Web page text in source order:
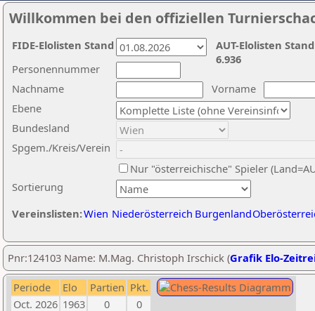
Willkommen bei den offiziellen
Nachname
Vorname
Ebene
Sortierung
Personennummer
Bundesland
Spgem./Kreis/Verein
Nur "österreichische" Spieler
Vereinslisten:Wien Niederösterreich Burgenland
AUT-Elolisten
6.936
FIDE-Elolisten Stand
Pnr:124103 Name: M.Mag. Christoph Irschick (Grafik Elo-
Periode Elo Partien Pkt.
Oct. 2026 1963 0
0